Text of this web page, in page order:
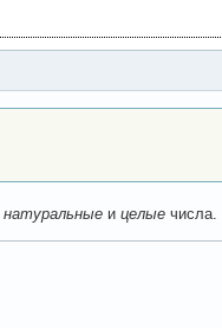
натуральные и целые числа.